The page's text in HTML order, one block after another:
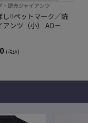
・読売ジャイアンツ
し!!ペットマーク／読
アンツ（小） AD－
(税込)